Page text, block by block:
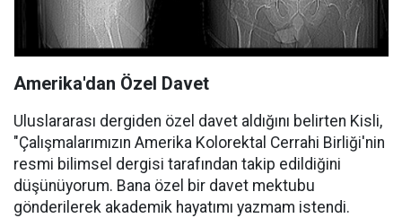
Amerika'dan Özel Davet
Uluslararası dergiden özel davet aldığını belirten Kisli,
"Çalışmalarımızın Amerika Kolorektal Cerrahi Birliği'nin
resmi bilimsel dergisi tarafından takip edildiğini
düşünüyorum. Bana özel bir davet mektubu
gönderilerek akademik hayatımı yazmam istendi.